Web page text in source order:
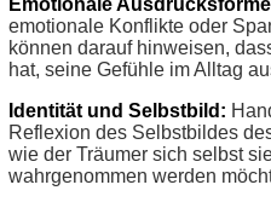
Emotionale
emotionale Konflikte oder
können darauf hinweisen,
hat, seine Gefühle im Alltag
Identität und Selbstbild:
Reflexion des Selbstbildes
wie der Träumer sich selbst
wahrgenommen werden